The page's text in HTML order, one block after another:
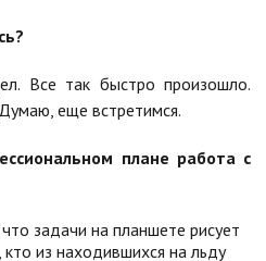
Все так быстро произошло.
еще встретимся.
плане работа с
задачи на планшете рисует
из находившихся на льду